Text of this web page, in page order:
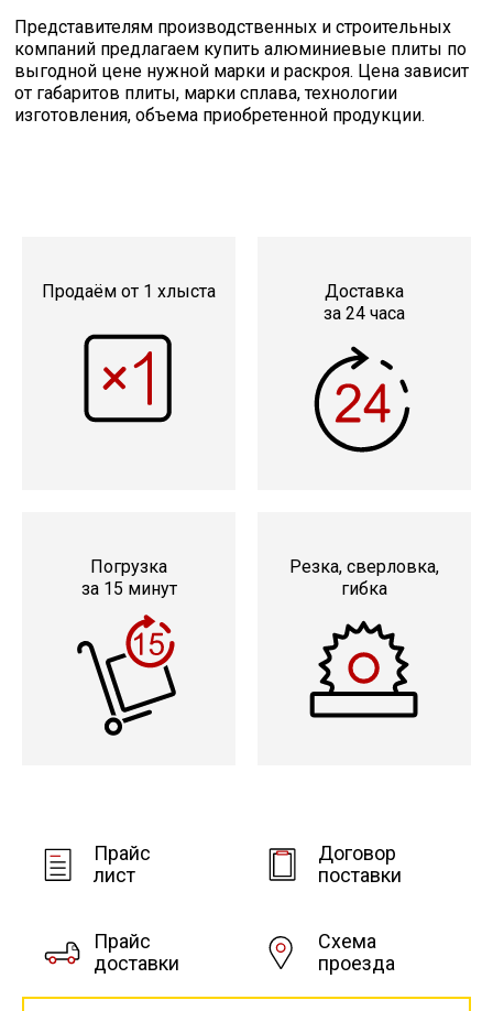
Представителям производственных и строительных
компаний предлагаем купить алюминиевые плиты по
выгодной цене нужной марки и раскроя. Цена зависит
от габаритов плиты, марки сплава, технологии
изготовления, объема приобретенной продукции.
Продаём от 1 хлыста
Доставка
за 24 часа
Погрузка
за 15 минут
Резка, сверловка,
гибка
Прайс
лист
Договор
поставки
Прайс
доставки
Схема
проезда